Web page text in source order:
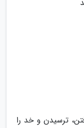
ترسیدن و خد را